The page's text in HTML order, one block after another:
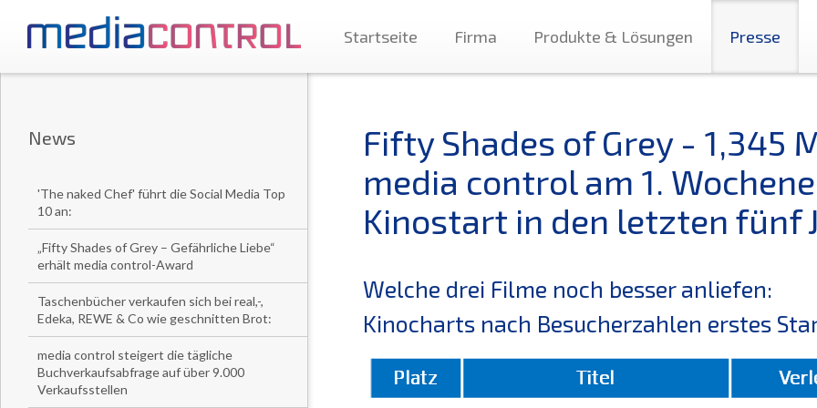
Startseite Firma Produkte & Lösungen Presse
News
'The naked Chef' führt die Social Media Top
10 an:
„Fifty Shades of Grey – Gefährliche Liebe“
erhält media control-Award
Taschenbücher verkaufen sich bei real,-,
Edeka, REWE & Co wie geschnitten Brot:
media control steigert die tägliche
Buchverkaufsabfrage auf über 9.000
Verkaufsstellen
Fifty Shades of Grey - 1,345
media control am 1.
Kinostart in den letzten fünf
Welche drei Filme noch besser anliefen:
Kinocharts nach Besucherzahlen erstes